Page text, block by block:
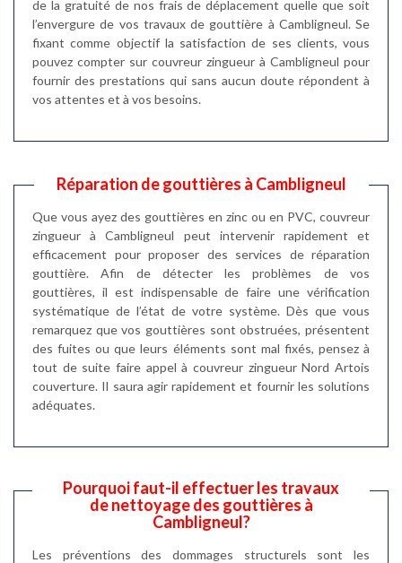
de la gratuité de nos frais de déplacement quelle que soit
l’envergure de vos travaux de gouttière à Cambligneul. Se
fixant comme objectif la satisfaction de ses clients, vous
pouvez compter sur couvreur zingueur à Cambligneul pour
fournir des prestations qui sans aucun doute répondent à
vos attentes et à vos besoins.
Réparation de gouttières à Cambligneul
Que vous ayez des gouttières en zinc ou en PVC, couvreur
zingueur à Cambligneul peut intervenir rapidement et
efficacement pour proposer des services de réparation
gouttière. Afin de détecter les problèmes de vos
gouttières, il est indispensable de faire une vérification
systématique de l’état de votre système. Dès que vous
remarquez que vos gouttières sont obstruées, présentent
des fuites ou que leurs éléments sont mal fixés, pensez à
tout de suite faire appel à couvreur zingueur Nord Artois
couverture. Il saura agir rapidement et fournir les solutions
adéquates.
Pourquoi faut-il effectuer les travaux
de nettoyage des gouttières à
Cambligneul?
Les préventions des dommages structurels sont les